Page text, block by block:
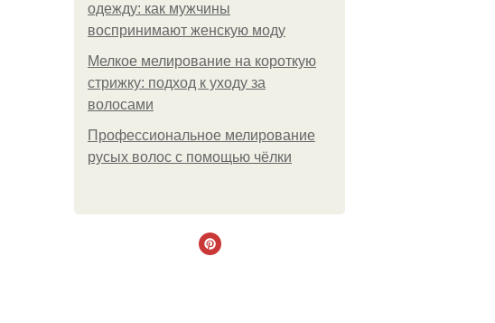
одежду: как мужчины
воспринимают женскую моду
Мелкое мелирование на короткую
стрижку: подход к уходу за
волосами
Профессиональное мелирование
русых волос с помощью чёлки